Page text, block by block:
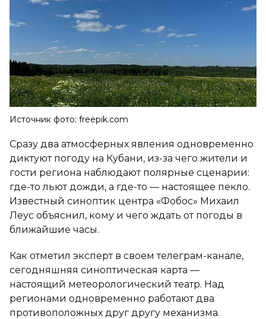
Источник фото: freepik.com
Сразу два атмосферных явления одновременно
диктуют погоду на Кубани, из-за чего жители и
гости региона наблюдают полярные сценарии:
где-то льют дожди, а где-то — настоящее пекло.
Известный синоптик центра «Фобос» Михаил
Леус объяснил, кому и чего ждать от погоды в
ближайшие часы.
Как отметил эксперт в своем телеграм-канале,
сегодняшняя синоптическая карта —
настоящий метеорологический театр. Над
регионами одновременно работают два
противоположных друг другу механизма.